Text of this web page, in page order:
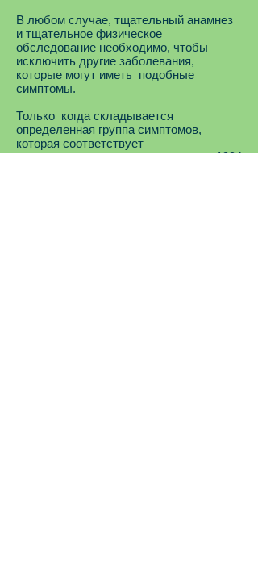
В любом случае, тщательный анамнез
и тщательное физическое
обследование необходимо, чтобы
исключить другие заболевания,
которые могут иметь подобные
симптомы.
Только когда складывается
определенная группа симптомов,
которая соответствует
международному определению от 1994